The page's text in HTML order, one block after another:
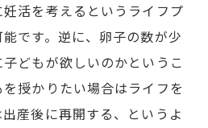
活を考えるというライフプ
です。逆に、卵子の数が少
どもが欲しいのかというこ
授かりたい場合はライフを
産後に再開する、というよ